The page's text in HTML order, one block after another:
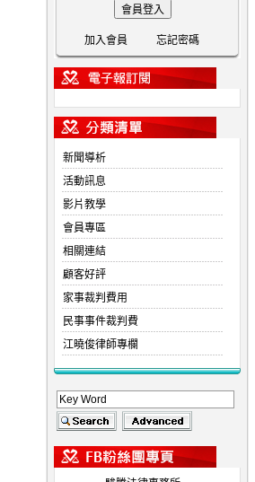
加入會員 忘記密碼
新聞導析
活動訊息
影片教學
會員專區
相關連結
顧客好評
家事裁判費用
民事事件裁判費
江曉俊律師專欄